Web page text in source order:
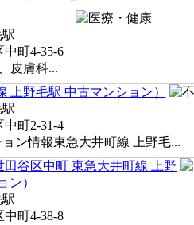
駅
町4-35-6
皮膚科...
上野毛駅 中古マンション）
駅
町2-31-4
ン情報東急大井町線 上野毛...
谷区中町 東急大井町線 上野
ン）
駅
町4-38-8